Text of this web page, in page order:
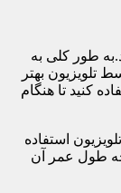
طور کلی به
تلویزیون بهتر
کنید تا هنگام
استفاده
طول عمر آن